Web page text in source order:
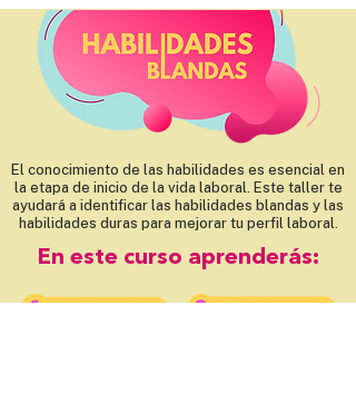
El conocimiento de las habilidades es esencial en
la etapa de inicio de la vida laboral. Este taller te
ayudará a identificar las habilidades blandas y las
habilidades duras para mejorar tu perfil laboral.
En este curso aprenderás: